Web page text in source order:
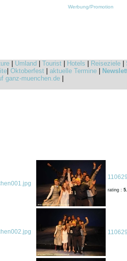
Werbung/Promotion
Umland Tourist Hotels Reiseziele
Oktoberfest aktuelle Termine
ganz-muenchen.de
rating :